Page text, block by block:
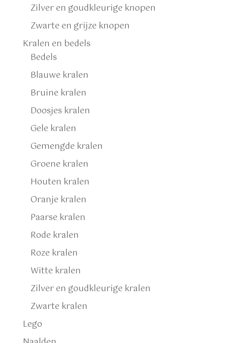
Zilver en goudkleurige knopen
Zwarte en grijze knopen
Kralen en bedels
Bedels
Blauwe kralen
Bruine kralen
Doosjes kralen
Gele kralen
Gemengde kralen
Groene kralen
Houten kralen
Oranje kralen
Paarse kralen
Rode kralen
Roze kralen
Witte kralen
Zilver en goudkleurige kralen
Zwarte kralen
Lego